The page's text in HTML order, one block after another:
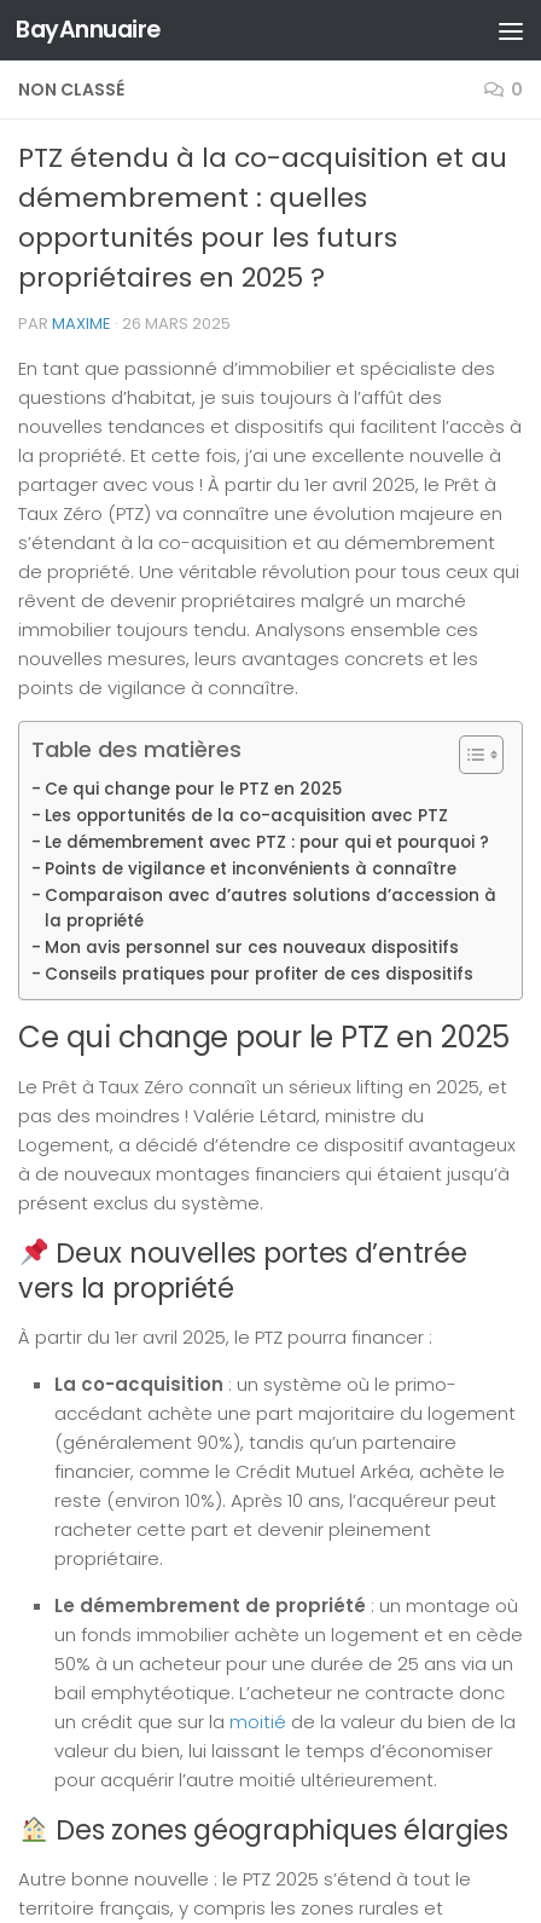
Skip to content
BayAnnuaire
NON CLASSÉ 0
PTZ étendu à la co-acquisition et au
démembrement : quelles
opportunités pour les futurs
propriétaires en 2025 ?
PAR MAXIME · 26 MARS 2025
En tant que passionné d’immobilier et spécialiste des
questions d’habitat, je suis toujours à l’affût des
nouvelles tendances et dispositifs qui facilitent l’accès à
la propriété. Et cette fois, j’ai une excellente nouvelle à
partager avec vous ! À partir du 1er avril 2025, le Prêt à
Taux Zéro (PTZ) va connaître une évolution majeure en
s’étendant à la co-acquisition et au démembrement
de propriété. Une véritable révolution pour tous ceux qui
rêvent de devenir propriétaires malgré un marché
immobilier toujours tendu. Analysons ensemble ces
nouvelles mesures, leurs avantages concrets et les
points de vigilance à connaître.
Table des matières
Ce qui change pour le PTZ en 2025
Les opportunités de la co-acquisition avec PTZ
Le démembrement avec PTZ : pour qui et pourquoi ?
Points de vigilance et inconvénients à connaître
Comparaison avec d’autres solutions d’accession à
la propriété
Mon avis personnel sur ces nouveaux dispositifs
Conseils pratiques pour profiter de ces dispositifs
Ce qui change pour le PTZ en 2025
Le Prêt à Taux Zéro connaît un sérieux lifting en 2025, et
pas des moindres ! Valérie Létard, ministre du
Logement, a décidé d’étendre ce dispositif avantageux
à de nouveaux montages financiers qui étaient jusqu’à
présent exclus du système.
Deux nouvelles portes d’entrée
vers la propriété
À partir du 1er avril 2025, le PTZ pourra financer :
La co-acquisition : un système où le primo-
accédant achète une part majoritaire du logement
(généralement 90%), tandis qu’un partenaire
financier, comme le Crédit Mutuel Arkéa, achète le
reste (environ 10%). Après 10 ans, l’acquéreur peut
racheter cette part et devenir pleinement
propriétaire.
Le démembrement de propriété : un montage où
un fonds immobilier achète un logement et en cède
50% à un acheteur pour une durée de 25 ans via un
bail emphytéotique. L’acheteur ne contracte donc
un crédit que sur la moitié de la valeur du bien de la
valeur du bien, lui laissant le temps d’économiser
pour acquérir l’autre moitié ultérieurement.
Des zones géographiques élargies
Autre bonne nouvelle : le PTZ 2025 s’étend à tout le
territoire français, y compris les zones rurales et